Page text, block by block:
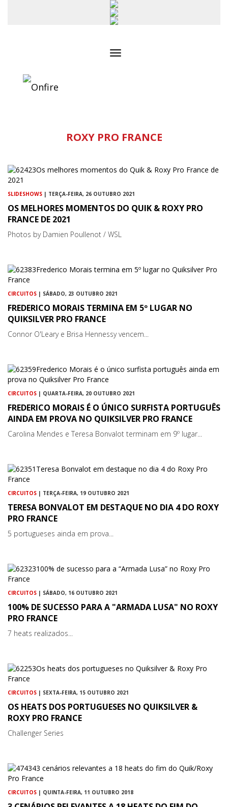
ROXY PRO FRANCE
SLIDESHOWS | TERÇA-FEIRA, 26 OUTUBRO 2021
OS MELHORES MOMENTOS DO QUIK & ROXY PRO
FRANCE DE 2021
Photos by Damien Poullenot / WSL
CIRCUITOS | SÁBADO, 23 OUTUBRO 2021
FREDERICO MORAIS TERMINA EM 5º LUGAR NO
QUIKSILVER PRO FRANCE
Connor O'Leary e Brisa Hennessy vencem...
CIRCUITOS | QUARTA-FEIRA, 20 OUTUBRO 2021
FREDERICO MORAIS É O ÚNICO SURFISTA PORTUGUÊS
AINDA EM PROVA NO QUIKSILVER PRO FRANCE
Carolina Mendes e Teresa Bonvalot terminam em 9º lugar...
CIRCUITOS | TERÇA-FEIRA, 19 OUTUBRO 2021
TERESA BONVALOT EM DESTAQUE NO DIA 4 DO ROXY
PRO FRANCE
5 portugueses ainda em prova...
CIRCUITOS | SÁBADO, 16 OUTUBRO 2021
100% DE SUCESSO PARA A "ARMADA LUSA" NO ROXY
PRO FRANCE
7 heats realizados...
CIRCUITOS | SEXTA-FEIRA, 15 OUTUBRO 2021
OS HEATS DOS PORTUGUESES NO QUIKSILVER &
ROXY PRO FRANCE
Challenger Series
CIRCUITOS | QUINTA-FEIRA, 11 OUTUBRO 2018